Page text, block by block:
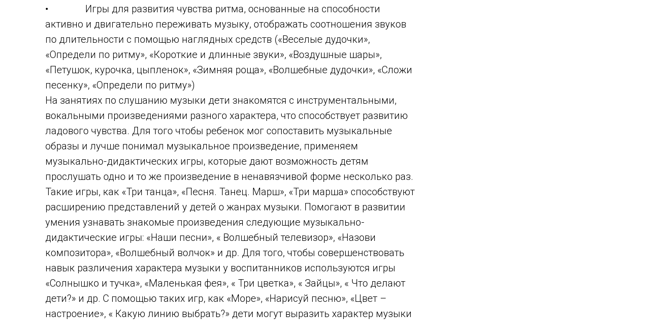
• Игры для развития чувства ритма, основанные на способности
активно и двигательно переживать музыку, отображать соотношения звуков
по длительности с помощью наглядных средств («Веселые дудочки»,
«Определи по ритму», «Короткие и длинные звуки», «Воздушные шары»,
«Петушок, курочка, цыпленок», «Зимняя роща», «Волшебные дудочки», «Сложи
песенку», «Определи по ритму»)
На занятиях по слушанию музыки дети знакомятся с инструментальными,
вокальными произведениями разного характера, что способствует развитию
ладового чувства. Для того чтобы ребенок мог сопоставить музыкальные
образы и лучше понимал музыкальное произведение, применяем
музыкально-дидактических игры, которые дают возможность детям
прослушать одно и то же произведение в ненавязчивой форме несколько раз.
Такие игры, как «Три танца», «Песня. Танец. Марш», «Три марша» способствуют
расширению представлений у детей о жанрах музыки. Помогают в развитии
умения узнавать знакомые произведения следующие музыкально-
дидактические игры: «Наши песни», « Волшебный телевизор», «Назови
композитора», «Волшебный волчок» и др. Для того, чтобы совершенствовать
навык различения характера музыки у воспитанников используются игры
«Солнышко и тучка», «Маленькая фея», « Три цветка», « Зайцы», « Что делают
дети?» и др. С помощью таких игр, как «Море», «Нарисуй песню», «Цвет –
настроение», « Какую линию выбрать?» дети могут выразить характер музыки